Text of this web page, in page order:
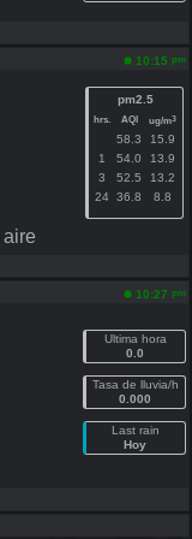
10:15 pm
pm2.5
hrs. AQI ug/m3
58.3
15.9
1
54.0
13.9
3
52.5
13.2
24 36.8 8.8
10:27 pm
Ultima hora
0.0
Tasa de lluvia/h
0.000
Last rain
Hoy